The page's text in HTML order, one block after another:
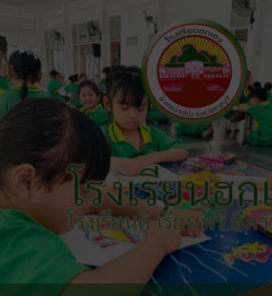
โรงเรียนฮก
โรงเรียนดี เรียนฟรี มีภ